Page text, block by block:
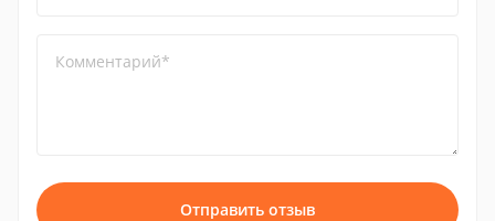
Комментарий*
Отправить отзыв